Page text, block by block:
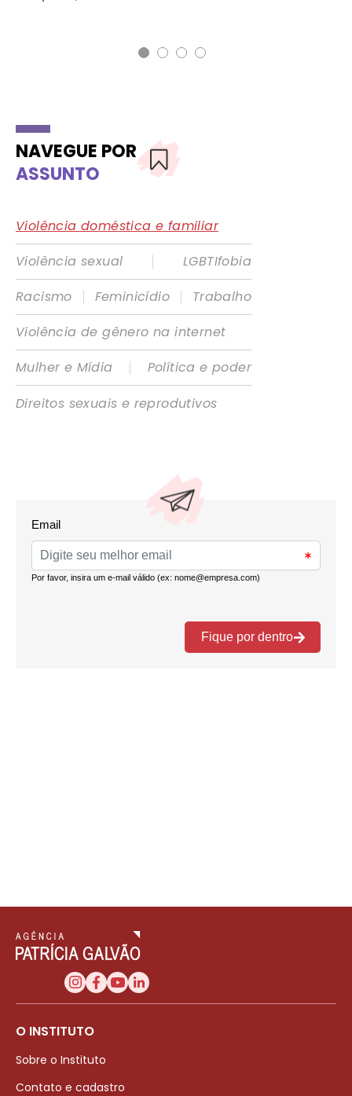
NAVEGUE POR
ASSUNTO
Violência doméstica e familiar
Violência sexual
|
LGBTIfobia
Racismo
| Feminicídio |
Trabalho
Violência de gênero na internet
Mulher e Mídia
|
Política e poder
Direitos sexuais e reprodutivos
O INSTITUTO
Sobre o Instituto
Contato e cadastro